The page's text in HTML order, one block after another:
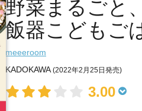
野菜まるごと
飯器こどもご
meeeroom
KADOKAWA(2022年2月25日発売)
3.00